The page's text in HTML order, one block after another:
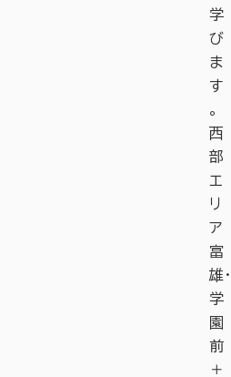
学
び
ま
す
。
西
部
エ
リ
ア
富
雄・
学
園
前
＋